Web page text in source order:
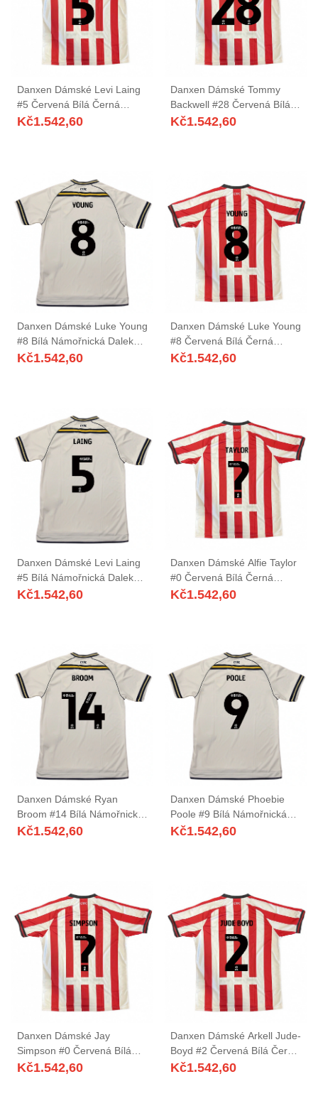
Danxen Dámské Levi Laing
#5 Červená Bílá Černá
Domů Hráčské Dresy
Kč1.542,60
Danxen Dámské Tommy
Backwell #28 Červená Bílá
Černá Domů Hráčské Dresy
Kč1.542,60
Danxen Dámské Luke Young
#8 Bílá Námořnická Daleko
Hráčské Dresy 2025/26 Dres
Kč1.542,60
Danxen Dámské Luke Young
#8 Červená Bílá Černá
Domů Hráčské Dresy
Kč1.542,60
Danxen Dámské Levi Laing
#5 Bílá Námořnická Daleko
Hráčské Dresy 2025/26 Dres
Kč1.542,60
Danxen Dámské Alfie Taylor
#0 Červená Bílá Černá
Domů Hráčské Dresy
Kč1.542,60
Danxen Dámské Ryan
Broom #14 Bílá Námořnická
Daleko Hráčské Dresy
Kč1.542,60
Danxen Dámské Phoebie
Poole #9 Bílá Námořnická
Daleko Hráčské Dresy
Kč1.542,60
Danxen Dámské Jay
Simpson #0 Červená Bílá
Černá Domů Hráčské Dresy
Kč1.542,60
Danxen Dámské Arkell Jude-
Boyd #2 Červená Bílá Černá
Domů Hráčské Dresy
Kč1.542,60